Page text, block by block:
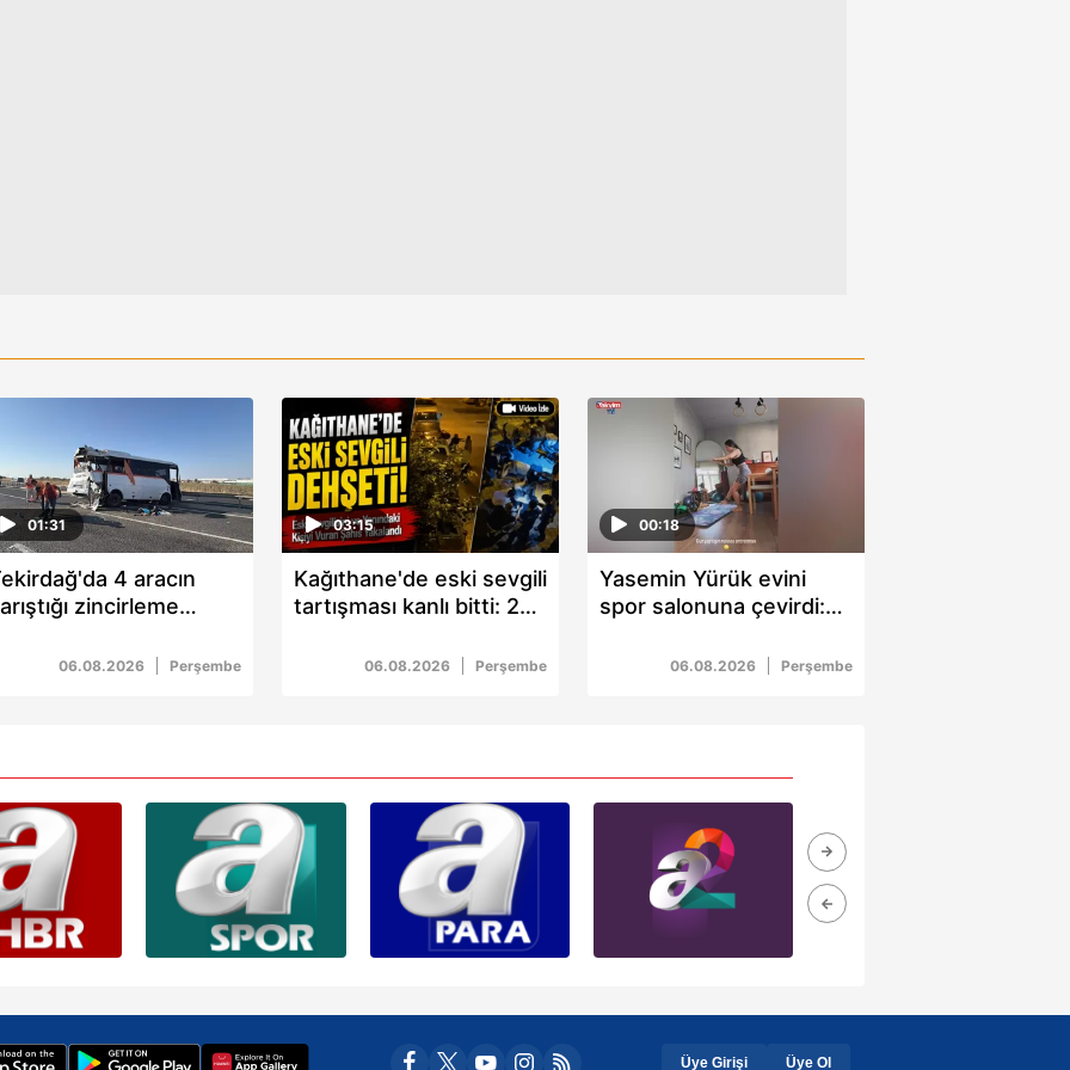
01:31
4 aracın
zincirleme
06.08.2026 Perşembe
03:15
Kağıthane'de eski sevgili
tartışması kanlı bitti: 2
06.08.2026 Perşembe
00:18
Yasemin Yürük evini
spor salonuna çevirdi:
ay sonra spora başladı
06.08.2026 Perşembe
Üye Girişi Üye Ol